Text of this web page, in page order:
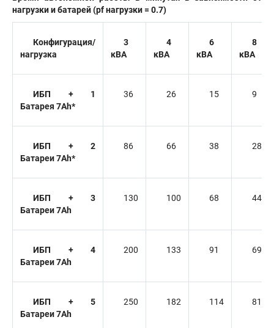
нагрузки и батарей (pf нагрузки = 0.7)
Конфигурация/
нагрузка
3
кВА
4
кВА
6
кВА
8
кВА
ИБП + 1
Батарея 7Ah*
36 26 15 9
ИБП + 2
Батареи 7Ah*
86 66 38 28
ИБП + 3
Батареи 7Ah
130 100 68 44
ИБП + 4
Батареи 7Ah
200 133 91 69
ИБП + 5
Батареи 7Ah
250 182 114 81